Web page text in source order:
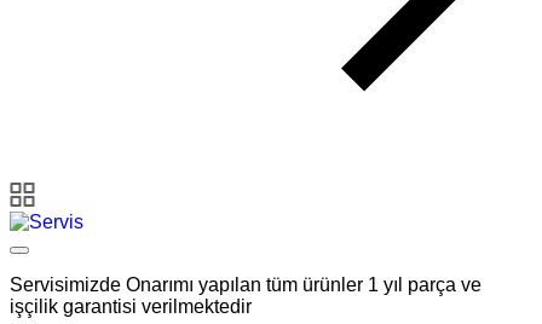
Servisimizde Onarımı yapılan tüm ürünler 1 yıl parça ve
işçilik garantisi verilmektedir